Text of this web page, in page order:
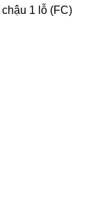
1 lỗ (FC)